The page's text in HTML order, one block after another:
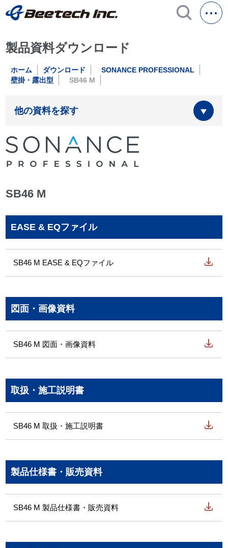
製品資料ダウンロード
ホーム ダウンロード
SONANCE PROFESSIONAL
壁掛・露出型
SB46 M
他の資料を探す
SB46 M
EASE & EQファイル
SB46 M EASE & EQファイル
図面・画像資料
SB46 M 図面・画像資料
取扱・施工説明書
SB46 M 取扱・施工説明書
製品仕様書・販売資料
SB46 M 製品仕様書・販売資料